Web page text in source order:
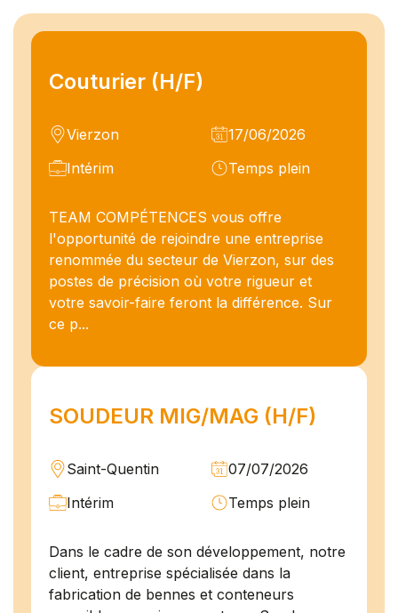
Couturier (H/F)
Vierzon
17/06/2026
Intérim
Temps plein
TEAM COMPÉTENCES vous offre
l'opportunité de rejoindre une entreprise
renommée du secteur de Vierzon, sur des
postes de précision où votre rigueur et
votre savoir-faire feront la différence. Sur
ce p...
SOUDEUR MIG/MAG (H/F)
Saint-Quentin
07/07/2026
Intérim
Temps plein
Dans le cadre de son développement, notre
client, entreprise spécialisée dans la
fabrication de bennes et conteneurs